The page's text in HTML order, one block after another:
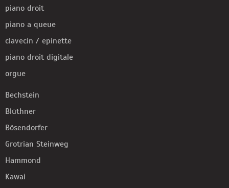
piano droit
piano a queue
clavecin / epinette
piano droit digitale
orgue
Bechstein
Blüthner
Bösendorfer
Grotrian Steinweg
Hammond
Kawai